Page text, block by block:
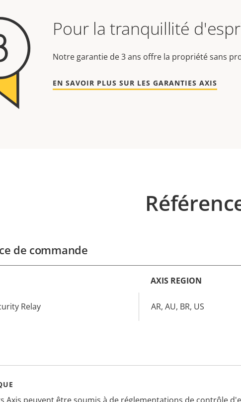
Pour la tranquillité
Notre garantie de 3 ans offre la propriété sans
EN SAVOIR PLUS SUR LES GARANTIES AXIS
de commande
AXIS REGION
Relay AR, AU, BR, US